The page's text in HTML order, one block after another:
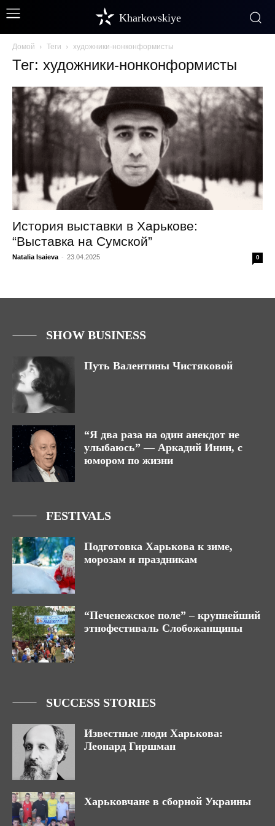
Kharkovskiye
Домой Теги художники-нонконформисты
Тег: художники-нонконформисты
История выставки в Харькове:
“Выставка на Сумской”
Natalia Isaieva - 23.04.2025 0
SHOW BUSINESS
Путь Валентины Чистяковой
“Я два раза на один анекдот не
улыбаюсь” — Аркадий Инин, с
юмором по жизни
FESTIVALS
Подготовка Харькова к зиме,
морозам и праздникам
“Печенежское поле” – крупнейший
этнофестиваль Слобожанщины
SUCCESS STORIES
Известные люди Харькова:
Леонард Гиршман
Харьковчане в сборной Украины